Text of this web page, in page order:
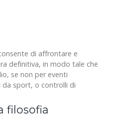
di affrontare e
definitiva, in modo tale che
se non per eventi
sport, o controlli di
filosofia